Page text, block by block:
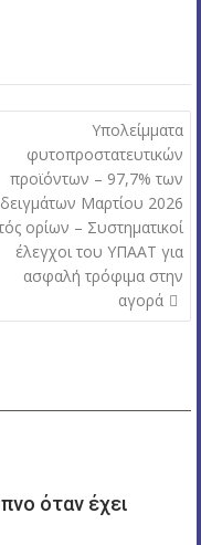
Υπολείμματα
φυτοπροστατευτικών
προϊόντων – 97,7% των
δειγμάτων Μαρτίου 2026
ορίων – Συστηματικοί
έλεγχοι του ΥΠΑΑΤ για
ασφαλή τρόφιμα στην
αγορά
όταν έχει